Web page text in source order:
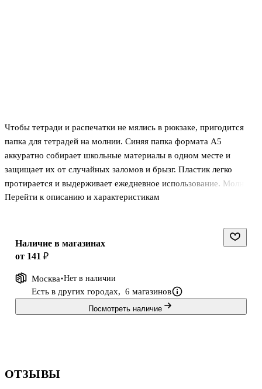
Чтобы тетради и распечатки не мялись в рюкзаке, пригодится
папка для тетрадей на молнии. Синяя папка формата А5
аккуратно собирает школьные материалы в одном месте и
защищает их от случайных заломов и брызг. Пластик легко
протирается и выдерживает ежедневное использование. Молния
надёжно закрывает папку, поэтому содержимое не выпадет по
Перейти к описанию и характеристикам
Наличие в магазинах
от 141 ₽
Москва Нет в наличии
Есть в других городах, 6 магазинов
Посмотреть наличие
ОТЗЫВЫ